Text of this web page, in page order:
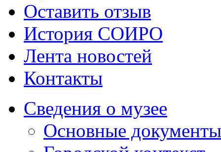
Оставить отзыв
История СОИРО
Лента новостей
Контакты
Сведения о музее
Основные документы